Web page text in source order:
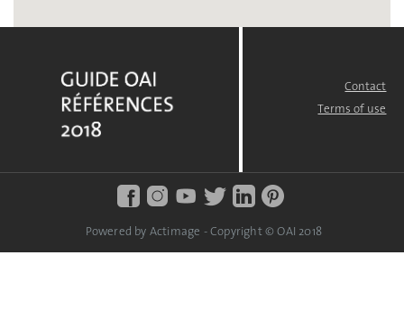
Contact
Terms of use
Powered by Actimage - Copyright © OAI 2018